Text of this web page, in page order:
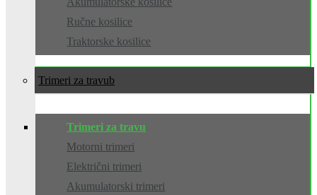
Ručne kosilice
Traktorske kosilice
Trimeri za travu
Trimeri za travu
Motorni trimeri
Električni trimeri
Akumulatorski trimeri